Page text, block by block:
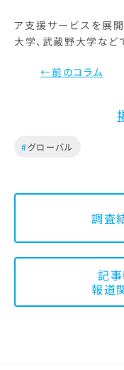
ア支援サービスを展
大学、武蔵野大学など
←前のコラム
#グローバル
調査
記
報道